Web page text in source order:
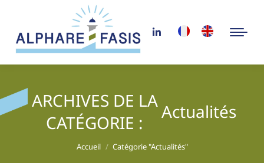
ARCHIVES DE LA
CATÉGORIE :
Actualités
Vous êtes ici :
Accueil Catégorie "Actualités"